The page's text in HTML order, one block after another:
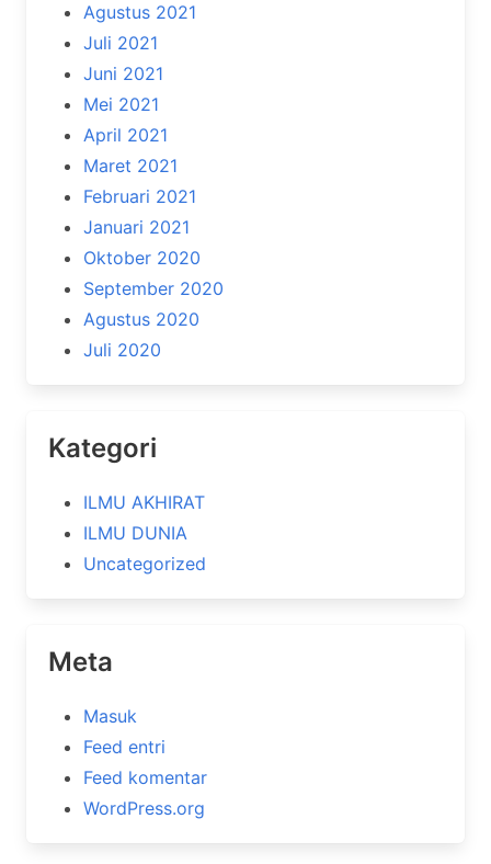
Agustus 2021
Juli 2021
Juni 2021
Mei 2021
April 2021
Maret 2021
Februari 2021
Januari 2021
Oktober 2020
September 2020
Agustus 2020
Juli 2020
Kategori
ILMU AKHIRAT
ILMU DUNIA
Uncategorized
Meta
Masuk
Feed entri
Feed komentar
WordPress.org